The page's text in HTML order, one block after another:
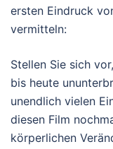
ersten Eindruck
vermitteln:
Stellen Sie sich
bis heute
unendlich vielen
diesen Film
körperlichen